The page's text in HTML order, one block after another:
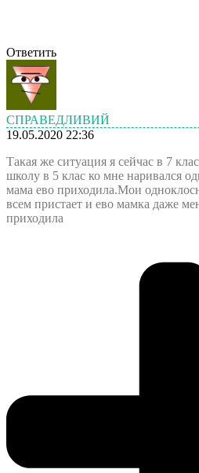
Ответить
СПРАВЕДЛИВИЙ
19.05.2020 22:36
Такая же ситуация я сейчас в 7
школу в 5 клас ко мне наривался
мама ево приходила.Мои
всем пристает и ево мамка даже
приходила